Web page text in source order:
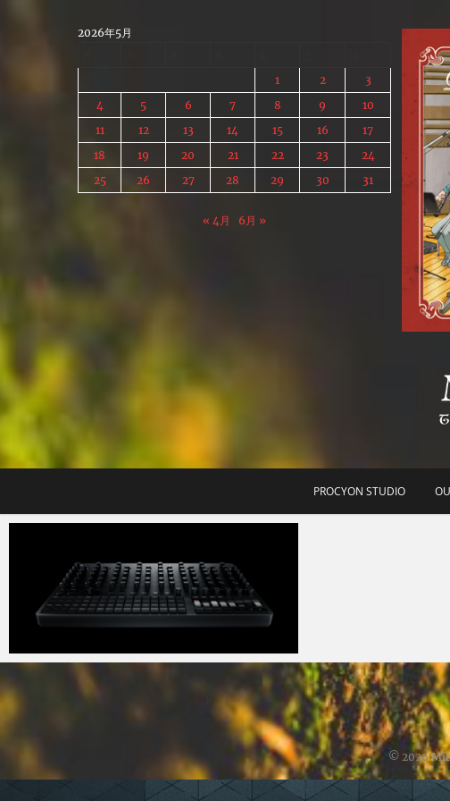
2026年5月
1
2
3
4
5 6 7 8 9
10
11
12 13 14 15 16
17
18
19 20 21 22 23
24
25
26 27 28 29 30 31
« 4月 6月 »
PROCYON STUDIO
© 2026